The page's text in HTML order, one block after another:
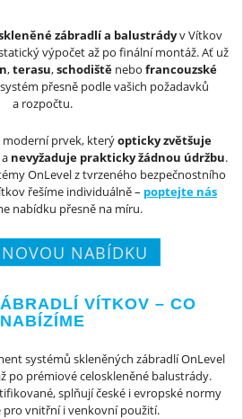
zábradlí a balustrádyv Vítkov
výpočet až po finální montáž. Ať už
,terasu,schodiště nebo francouzské
přesně podle vašich požadavků
a rozpočtu.
moderní prvek, kterýopticky zvětšuje
a nevyžaduje prakticky žádnou údržbu.
OnLevel z tvrzeného bezpečnostního
řešíme individuálně – poptejte nás
nabídku přesně na míru.
NABÍDKU
VÍTKOV – CO
NABÍZÍME
systémů skleněných zábradlí OnLevel
po prémiové celoskleněné balustrády.
splňují české i evropské normy
pro vnitřní i venkovní použití.